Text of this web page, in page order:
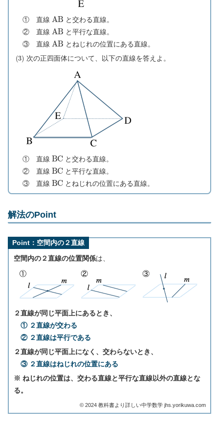
① 直線 A B と交わる直線。
② 直線
A B と平行な直線。
③ 直線
A B とねじれの位置にある直線。
( 3 次の正四面体について、以下の直線を答えよ。
① 直線 BC と交わる直線。
② 直線 BC と平行な直線。
③ 直線 BC とねじれの位置にある直線。
解法のPoint
Point：空間内の２直線
空間内の２直線の位置関係は、
２直線が同じ平面上にあるとき、
① ２直線が交わる
② ２直線は平行である
２直線が同じ平面上になく、交わらないとき、
③ ２直線はねじれの位置にある
※ ねじれの位置は、交わる直線と平行な直線以外の直線とな
る。
©︎ 2024 教科書より詳しい中学数学 jhs.yorikuwa.com